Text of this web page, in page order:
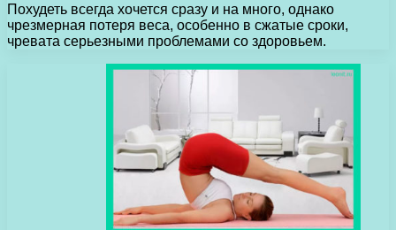
Похудеть всегда хочется сразу и на много, однако
чрезмерная потеря веса, особенно в сжатые сроки,
чревата серьезными проблемами со здоровьем.